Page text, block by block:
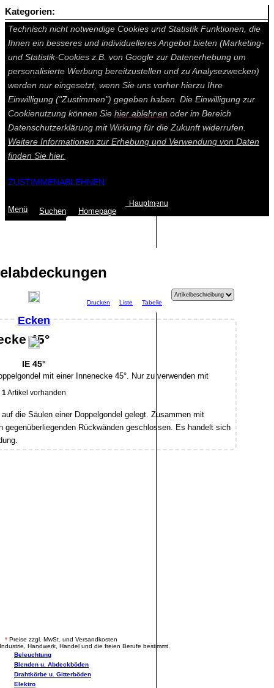
Auf dieser Seite werden technisch notwendige Cookies gesetzt.
Technisch nicht notwendige Cookies und Statistik Funktionen, die
Ihnen ein besseres und individuelleres Angebot bieten (Marketing-
und Statistik-Cookies z.B. von Google zur Datenerhebung um
personalisierte Werbung bereitzustellen und zu Analysezwecken)
werden nur eingesetzt, wenn Sie uns vorher hierzu Ihre
Einwilligung ("Zustimmen") gegeben haben. Die Einwilligung zur
Cookienutzung können Sie hier ablehnen oder im Bereich
Datenschutzerklärung mit Wirkung für die Zukunft widerrufen.
Weitere Informationen zur Erhebung und Verwendung von Daten
finden Sie hier.
ZUSTIMMENABLEHNEN
Menü Suchen Homepage
Hauptmenu
Ecken
IE 45°
1Artikel vorhanden
Drucken Liste Tabelle
45°
mit einer Innenecke 45°. Nur zu verwenden mit
die Säulen einer Doppelgondel gelegt. Zusammen mit
Rückwänden geschlossen. Es handelt sich
* Preise zzgl. MwSt. und Versandkosten
Handwerk, Handel und die freien Berufe bestimmt.
Kategorien:
Beleuchtung
Blenden u. Abdeckböden
Drahtkörbe u. Gitterböden
Elektro